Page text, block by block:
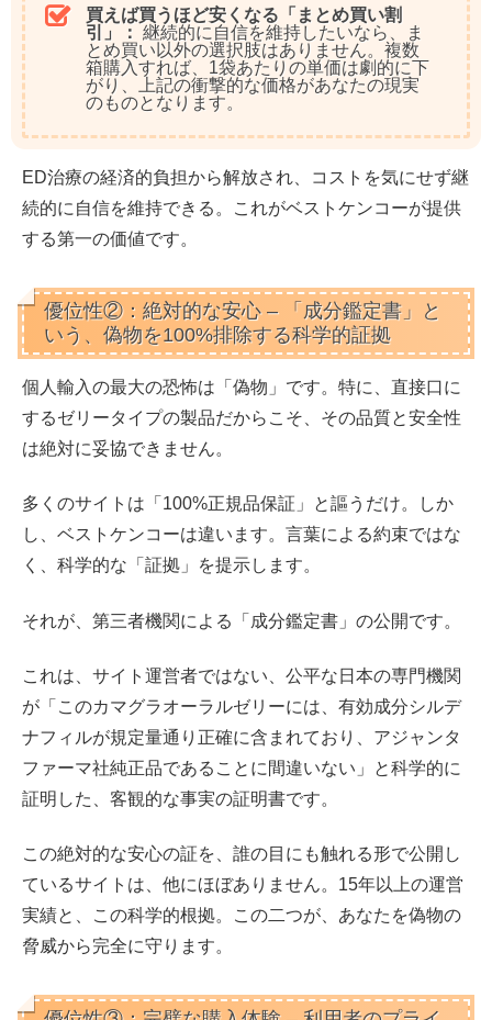
買えば買うほど安くなる「まとめ買い割
引」： 継続的に自信を維持したいなら、ま
とめ買い以外の選択肢はありません。複数
箱購入すれば、1袋あたりの単価は劇的に下
がり、上記の衝撃的な価格があなたの現実
のものとなります。
ED治療の経済的負担から解放され、コストを気にせず継
続的に自信を維持できる。
これがベストケンコーが提供
する第一の価値です。
優位性②：絶対的な安心 – 「成分鑑定書」と
いう、偽物を100%排除する科学的証拠
個人輸入の最大の恐怖は「偽物」です。特に、直接口に
するゼリータイプの製品だからこそ、その品質と安全性
は絶対に妥協できません。
多くのサイトは「100%正規品保証」と謳うだけ。しか
し、ベストケンコーは違います。言葉による約束ではな
く、 科学的な「証拠」 を提示します。
それが、 第三者機関による「成分鑑定書」の公開です。
これは、サイト運営者ではない、公平な日本の専門機関
が「このカマグラオーラルゼリーには、有効成分シルデ
ナフィルが規定量通り正確に含まれており、アジャンタ
ファーマ社純正品であることに間違いない」と科学的に
証明した、 客観的な事実の証明書です。
この絶対的な安心の証を、誰の目にも触れる形で公開し
ているサイトは、他にほぼありません。 15年以上の運営
実績と、この科学的根拠。この二つが、あなたを偽物の
脅威から完全に守ります。